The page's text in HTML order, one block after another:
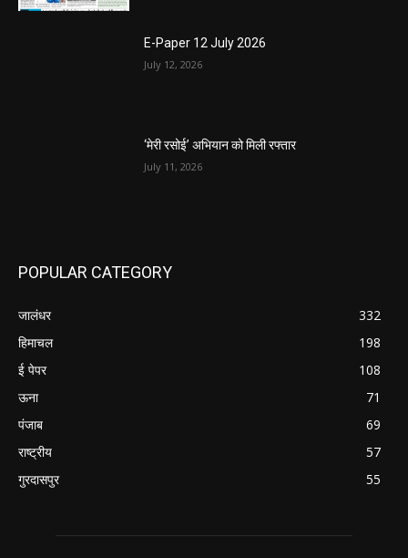
E-Paper 12 July 2026
July 12, 2026
‘मेरी रसोई’ अभियान को मिली रफ्तार
July 11, 2026
POPULAR CATEGORY
जालंधर
332
हिमाचल
198
ई पेपर
108
ऊना
71
पंजाब
69
राष्ट्रीय
57
गुरदासपुर
55